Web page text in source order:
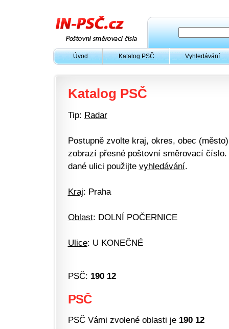
Úvod Katalog PSČ Vyhledávání
Katalog PSČ
Tip: Radar
Postupně zvolte kraj, okres, obec
zobrazí přesné poštovní směrovací
dané ulici použijte vyhledávání.
Kraj: Praha
Oblast: DOLNÍ POČERNICE
Ulice: U KONEČNÉ
PSČ: 190 12
PSČ
PSČ Vámi zvolené oblasti je 190 12